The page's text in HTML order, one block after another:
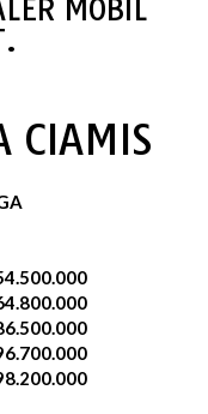
MOBIL
CIAMIS